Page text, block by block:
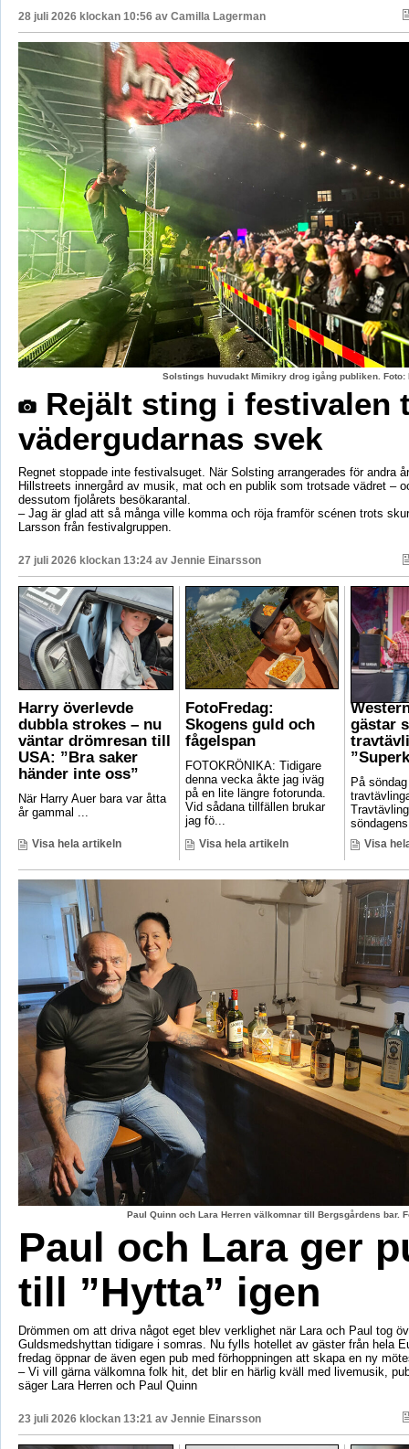
28 juli 2026 klockan 10:56 av Camilla Lagerman
Solstings huvudakt Mimikry drog igång publiken.
Rejält sting i festivalen
vädergudarnas svek
Regnet stoppade inte festivalsuget. När Solsting arrangerades för andra
Hillstreets innergård av musik, mat och en publik som trotsade vädret –
dessutom fjolårets besökarantal.
– Jag är glad att så många ville komma och röja framför scénen trots
Larsson från festivalgruppen.
27 juli 2026 klockan 13:24 av Jennie Einarsson
Harry överlevde
dubbla strokes – nu
väntar drömresan till
USA: ”Bra saker
händer inte oss”
När Harry Auer bara var åtta
år gammal ...
Visa hela artikeln
FotoFredag:
Skogens guld och
fågelspan
FOTOKRÖNIKA: Tidigare
denna vecka åkte jag iväg
på en lite längre fotorunda.
Vid sådana tillfällen brukar
jag fö...
Visa hela artikeln
gästar
På
Visa
Paul Quinn och Lara Herren välkomnar till Bergsgårdens bar.
Paul och Lara ger
till ”Hytta” igen
Drömmen om att driva något eget blev verklighet när Lara och Paul tog
Guldsmedshyttan tidigare i somras. Nu fylls hotellet av gäster från hela
fredag öppnar de även egen pub med förhoppningen att skapa en ny
– Vi vill gärna välkomna folk hit, det blir en härlig kväll med livemusik,
säger Lara Herren och Paul Quinn
23 juli 2026 klockan 13:21 av Jennie Einarsson